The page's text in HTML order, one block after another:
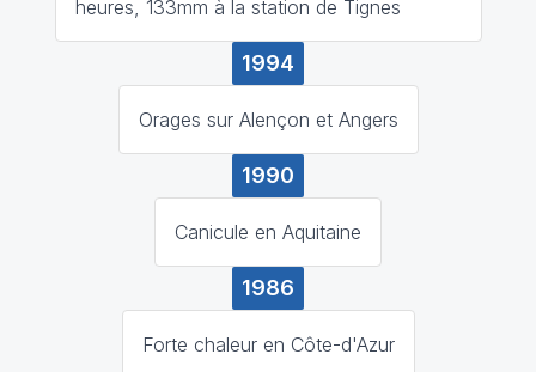
heures, 133mm à la station de Tignes
1994
Orages sur Alençon et Angers
1990
Canicule en Aquitaine
1986
Forte chaleur en Côte-d'Azur